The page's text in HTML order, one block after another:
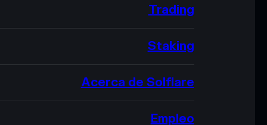
Trading
Staking
Acerca de Solflare
Empleo